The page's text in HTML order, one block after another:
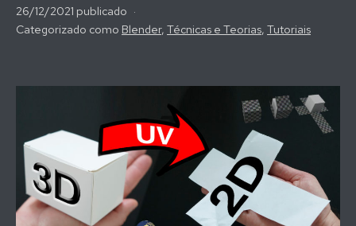
26/12/2021 publicado
Categorizado como Blender, Técnicas e Teorias, Tutoriais